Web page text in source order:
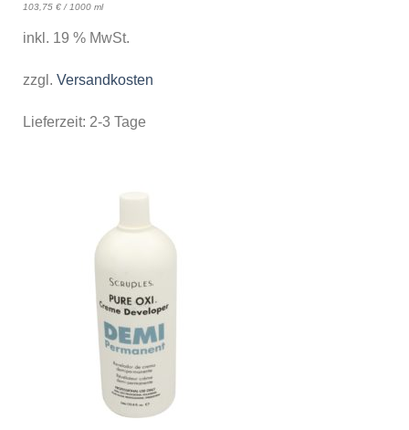
103,75 €/ 1000 ml
inkl. 19 % MwSt.
zzgl. Versandkosten
Lieferzeit: 2-3 Tage